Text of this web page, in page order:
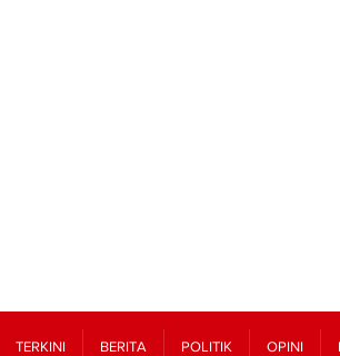
TERKINI BERITA POLITIK OPINI